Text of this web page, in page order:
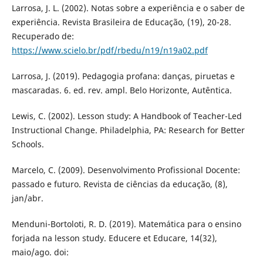
Larrosa, J. L. (2002). Notas sobre a experiência e o saber de
experiência. Revista Brasileira de Educação, (19), 20-28.
Recuperado de:
https://www.scielo.br/pdf/rbedu/n19/n19a02.pdf
Larrosa, J. (2019). Pedagogia profana: danças, piruetas e
mascaradas. 6. ed. rev. ampl. Belo Horizonte, Autêntica.
Lewis, C. (2002). Lesson study: A Handbook of Teacher-Led
Instructional Change. Philadelphia, PA: Research for Better
Schools.
Marcelo, C. (2009). Desenvolvimento Profissional Docente:
passado e futuro. Revista de ciências da educação, (8),
jan/abr.
Menduni-Bortoloti, R. D. (2019). Matemática para o ensino
forjada na lesson study. Educere et Educare, 14(32),
maio/ago. doi: